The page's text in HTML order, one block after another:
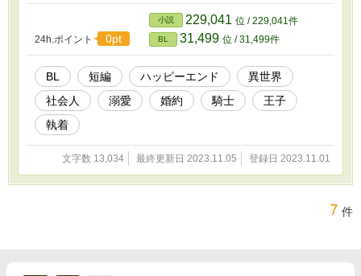
24h.ポイント 0pt
小説 229,041 位 / 229,041件
BL 31,499 位 / 31,499件
BL 短編 ハッピーエンド
異世界
社会人
溺愛 婚約 騎士
王子
執着
文字数 13,034 最終更新日 2023.11.05 登録日 2023.11.01
7 件